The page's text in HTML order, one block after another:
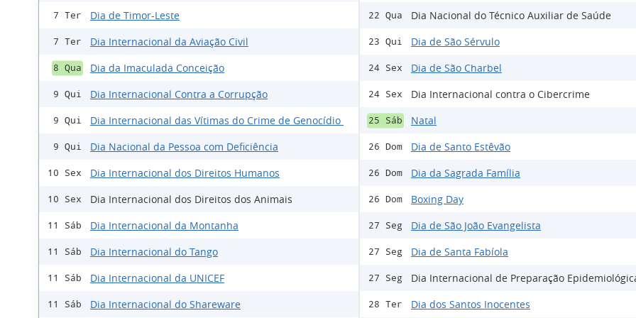
7 Ter Dia de Timor-Leste
7 Ter Dia Internacional da Aviação Civil
8 Qua Dia da Imaculada Conceição
9 Qui Dia Internacional Contra a Corrupção
9 Qui Dia Internacional das Vítimas do Crime de Genocídio
9 Qui Dia Nacional da Pessoa com Deficiência
10 Sex Dia Internacional dos Direitos Humanos
10 Sex Dia Internacional dos Direitos dos Animais
11 Sáb Dia Internacional da Montanha
11 Sáb Dia Internacional do Tango
11 Sáb Dia Internacional da UNICEF
11 Sáb Dia Internacional do Shareware
22 Qua Dia Nacional do Técnico Auxiliar de Saúde
23 Qui Dia de São Sérvulo
24 Sex Dia de São Charbel
24 Sex Dia Internacional contra o Cibercrime
25 Sáb Natal
26 Dom Dia de Santo Estêvão
26 Dom Dia da Sagrada Família
26 Dom Boxing Day
27 Seg Dia de São João Evangelista
27 Seg Dia de Santa Fabíola
27 Seg Dia Internacional de Preparação
28 Ter Dia dos Santos Inocentes